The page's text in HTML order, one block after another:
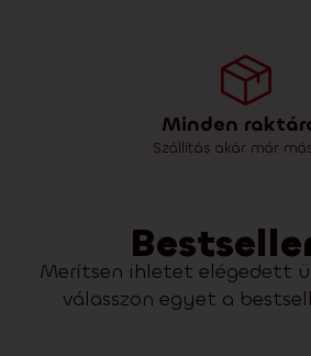
Minden
Szállítás akár már
Merítsen ihletet elégedett
válasszon egyet a